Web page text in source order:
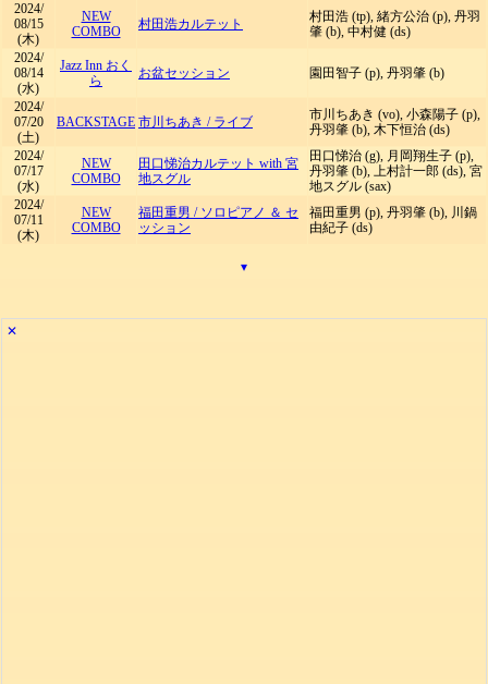
2024/
08/15
(木)
NEW
COMBO
村田浩カルテット
村田浩 (tp), 緒方公治 (p), 丹羽
肇 (b), 中村健 (ds)
2024/
08/14
(水)
Jazz Inn おく
ら
お盆セッション 園田智子 (p), 丹羽肇 (b)
2024/
07/20
(土)
BACKSTAGE 市川ちあき / ライブ
市川ちあき (vo), 小森陽子 (p),
丹羽肇 (b), 木下恒治 (ds)
2024/
07/17
(水)
NEW
COMBO
田口悌治カルテット with 宮
地スグル
田口悌治 (g), 月岡翔生子 (p),
丹羽肇 (b), 上村計一郎 (ds), 宮
地スグル (sax)
2024/
07/11
(木)
NEW
COMBO
福田重男 / ソロピアノ ＆ セ
ッション
福田重男 (p), 丹羽肇 (b), 川鍋
由紀子 (ds)
▾
✕